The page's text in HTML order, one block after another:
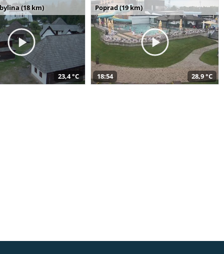
(18 km)
23,4 °C
Poprad (19 km)
18:54 28,9 °C